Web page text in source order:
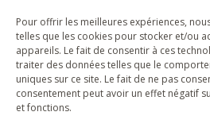
Pour offrir les meilleures expériences,
telles que les cookies pour stocker et/ou
appareils. Le fait de consentir à ces
traiter des données telles que le
uniques sur ce site. Le fait de ne pas
consentement peut avoir un effet négatif
et fonctions.
m
SUPPORT THE